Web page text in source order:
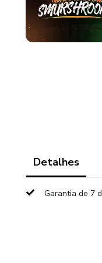
Detalhes
Garantia de 7